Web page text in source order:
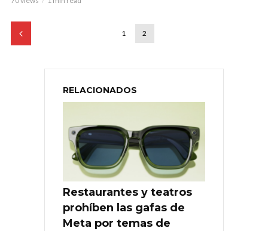
1 2
RELACIONADOS
Restaurantes y teatros
prohíben las gafas de
Meta por temas de